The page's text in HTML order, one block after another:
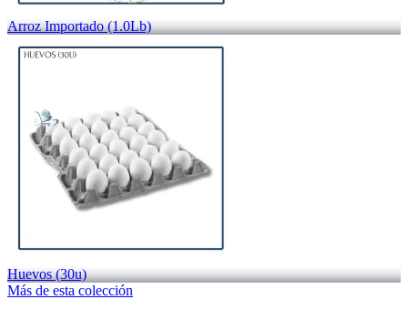
Arroz Importado (1.0Lb)
Huevos (30u)
Más de esta colección